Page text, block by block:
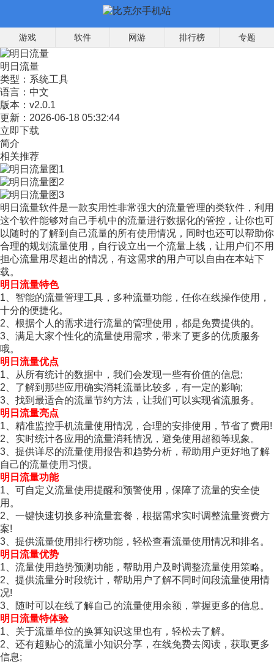
游戏 软件 网游 排行榜 专题
明日流量
类型： 系统工具
语言： 中文
版本： v2.0.1
更新： 2026-06-18 05:32:44
立即下载
简介
相关推荐
明日流量软件是一款实用性非常强大的流量管理的类软件，利用
这个软件能够对自己手机中的流量进行数据化的管控，让你也可
以随时的了解到自己流量的所有使用情况，同时也还可以帮助你
合理的规划流量使用，自行设立出一个流量上线，让用户们不用
担心流量用尽超出的情况，有这需求的用户可以自由在本站下
载。
明日流量特色
1、智能的流量管理工具，多种流量功能，任你在线操作使用，
十分的便捷化。
2、根据个人的需求进行流量的管理使用，都是免费提供的。
3、满足大家个性化的流量使用需求，带来了更多的优质服务
哦。
明日流量优点
1、从所有统计的数据中，我们会发现一些有价值的信息;
2、了解到那些应用确实消耗流量比较多，有一定的影响;
3、找到最适合的流量节约方法，让我们可以实现省流服务。
明日流量亮点
1、精准监控手机流量使用情况，合理的安排使用，节省了费用!
2、实时统计各应用的流量消耗情况，避免使用超额等现象。
3、提供详尽的流量使用报告和趋势分析，帮助用户更好地了解
自己的流量使用习惯。
明日流量功能
1、可自定义流量使用提醒和预警使用，保障了流量的安全使
用。
2、一键快速切换多种流量套餐，根据需求实时调整流量资费方
案!
3、提供流量使用排行榜功能，轻松查看流量使用情况和排名。
明日流量优势
1、流量使用趋势预测功能，帮助用户及时调整流量使用策略。
2、提供流量分时段统计，帮助用户了解不同时间段流量使用情
况!
3、随时可以在线了解自己的流量使用余额，掌握更多的信息。
明日流量特体验
1、关于流量单位的换算知识这里也有，轻松去了解。
2、还有超贴心的流量小知识分享，在线免费去阅读，获取更多
信息;